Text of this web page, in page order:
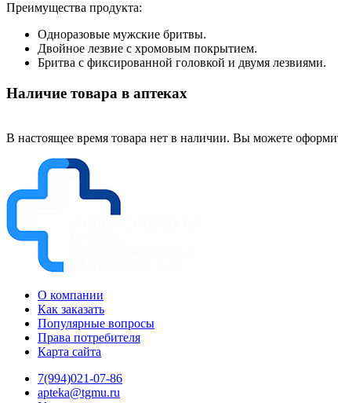
Преимущества продукта:
Одноразовые мужские бритвы.
Двойное лезвие с хромовым покрытием.
Бритва с фиксированной головкой и двумя лезвиями.
Наличие товара в аптеках
В настоящее время товара нет в наличии. Вы можете
О компании
Как заказать
Популярные вопросы
Права потребителя
Карта сайта
7(994)021-07-86
apteka@tgmu.ru